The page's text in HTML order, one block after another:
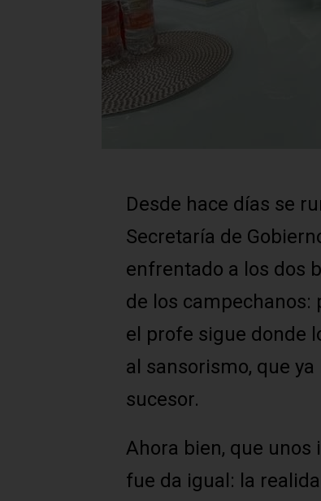
Desde hace días se
Secretaría de
enfrentado a los dos
de los campechanos:
el profe sigue donde
al sansorismo, que
sucesor.
Ahora bien, que unos
fue da igual: la